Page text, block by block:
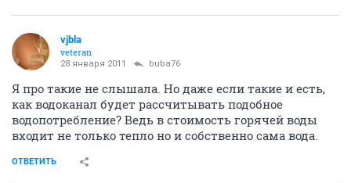
vjbla
veteran
28 января 2011 buba76
Я про такие не слышала. Но даже если такие и есть,
как водоканал будет рассчитывать подобное
водопотребление? Ведь в стоимость горячей воды
входит не только тепло но и собственно сама вода.
ОТВЕТИТЬ